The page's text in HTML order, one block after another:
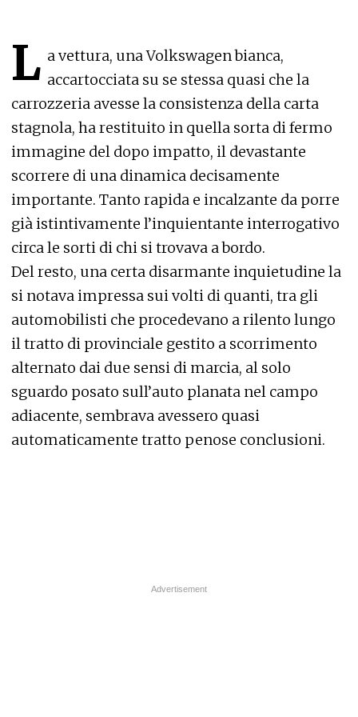
L a vettura, una Volkswagen bianca,
accartocciata su se stessa quasi che la
carrozzeria avesse la consistenza della carta
stagnola, ha restituito in quella sorta di fermo
immagine del dopo impatto, il devastante
scorrere di una dinamica decisamente
importante. Tanto rapida e incalzante da porre
già istintivamente l’inquientante interrogativo
circa le sorti di chi si trovava a bordo.
Del resto, una certa disarmante inquietudine la
si notava impressa sui volti di quanti, tra gli
automobilisti che procedevano a rilento lungo
il tratto di provinciale gestito a scorrimento
alternato dai due sensi di marcia, al solo
sguardo posato sull’auto planata nel campo
adiacente, sembrava avessero quasi
automaticamente tratto penose conclusioni.